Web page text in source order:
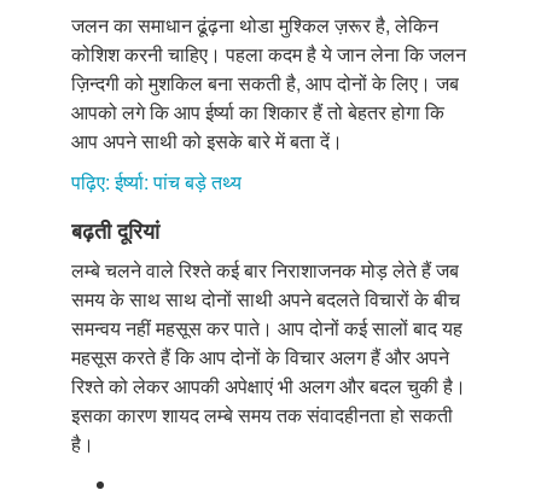
जलन का समाधान ढूंढ़ना थोडा मुश्किल ज़रूर है, लेकिन
कोशिश करनी चाहिए। पहला कदम है ये जान लेना कि जलन
ज़िन्दगी को मुशकिल बना सकती है, आप दोनों के लिए। जब
आपको लगे कि आप ईर्ष्या का शिकार हैं तो बेहतर होगा कि
आप अपने साथी को इसके बारे में बता दें।
पढ़िए: ईर्ष्या: पांच बड़े तथ्य
बढ़ती दूरियां
लम्बे चलने वाले रिश्ते कई बार निराशाजनक मोड़ लेते हैं जब
समय के साथ साथ दोनों साथी अपने बदलते विचारों के बीच
समन्वय नहीं महसूस कर पाते। आप दोनों कई सालों बाद यह
महसूस करते हैं कि आप दोनों के विचार अलग हैं और अपने
रिश्ते को लेकर आपकी अपेक्षाएं भी अलग और बदल चुकी है।
इसका कारण शायद लम्बे समय तक संवादहीनता हो सकती
है।